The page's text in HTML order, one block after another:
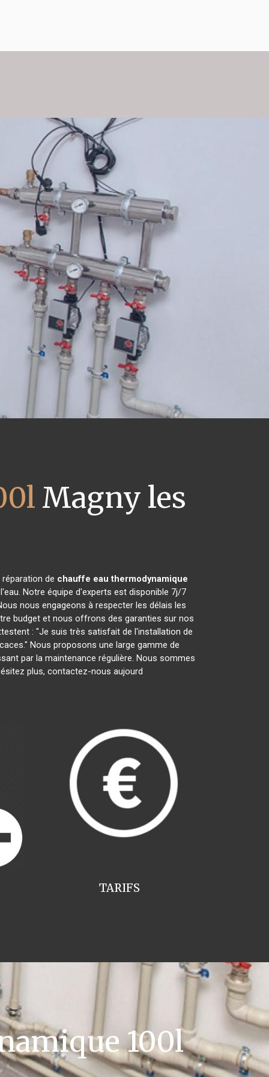
Magny les
de chauffe eau thermodynamique
Notre équipe d'experts est disponible 7j/7
nous engageons à respecter les délais les
budget et nous offrons des garanties sur nos
: "Je suis très satisfait de l'installation de
Nous proposons une large gamme de
par la maintenance régulière. Nous sommes
plus, contactez-nous aujourd
TARIFS
100l